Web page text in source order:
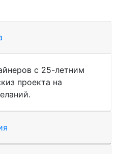
с 25-летним
проекта на